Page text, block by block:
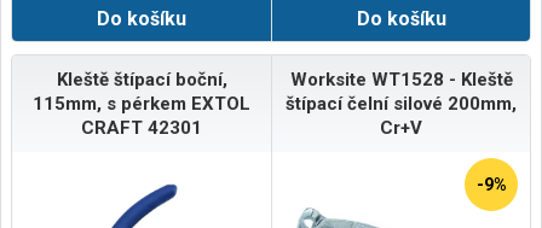
Do košíku Do košíku
Kleště štípací boční,
115mm, s pérkem EXTOL
CRAFT 42301
Worksite WT1528 - Kleště
štípací čelní silové 200mm,
Cr+V
-9%